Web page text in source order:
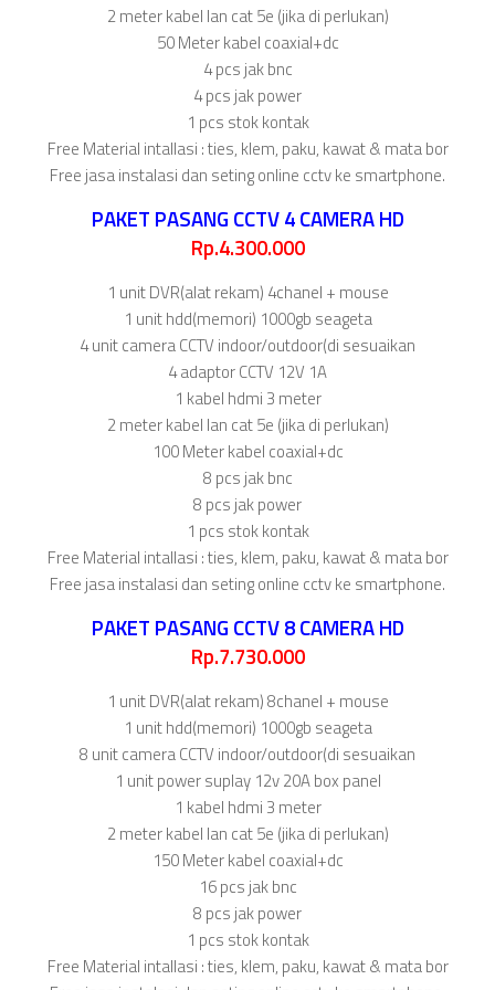
2 meter kabel lan cat 5e (jika di perlukan)
50 Meter kabel coaxial+dc
4 pcs jak bnc
4 pcs jak power
1 pcs stok kontak
Free Material intallasi : ties, klem, paku, kawat & mata bor
Free jasa instalasi dan seting online cctv ke smartphone.
PAKET PASANG CCTV 4 CAMERA HD
Rp.4.300.000
1 unit DVR(alat rekam) 4chanel + mouse
1 unit hdd(memori) 1000gb seageta
4 unit camera CCTV indoor/outdoor(di sesuaikan
4 adaptor CCTV 12V 1A
1 kabel hdmi 3 meter
2 meter kabel lan cat 5e (jika di perlukan)
100 Meter kabel coaxial+dc
8 pcs jak bnc
8 pcs jak power
1 pcs stok kontak
Free Material intallasi : ties, klem, paku, kawat & mata bor
Free jasa instalasi dan seting online cctv ke smartphone.
PAKET PASANG CCTV 8 CAMERA HD
Rp.7.730.000
1 unit DVR(alat rekam) 8chanel + mouse
1 unit hdd(memori) 1000gb seageta
8 unit camera CCTV indoor/outdoor(di sesuaikan
1 unit power suplay 12v 20A box panel
1 kabel hdmi 3 meter
2 meter kabel lan cat 5e (jika di perlukan)
150 Meter kabel coaxial+dc
16 pcs jak bnc
8 pcs jak power
1 pcs stok kontak
Free Material intallasi : ties, klem, paku, kawat & mata bor